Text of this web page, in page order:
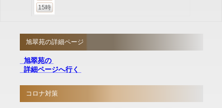
15時
旭翠苑の詳細ページ
旭翠苑の
詳細ページへ行く
コロナ対策